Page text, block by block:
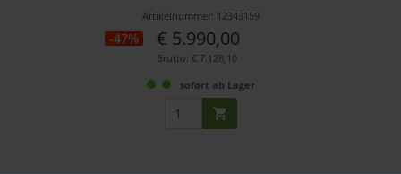
Artikelnummer: 12343159
-47% € 5.990,00
Brutto: € 7.128,10
sofort ab Lager